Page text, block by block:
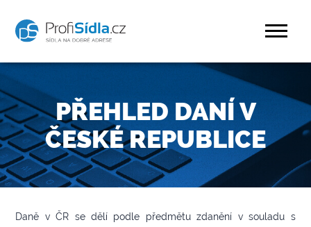
PŘEHLED DANÍ V
ČESKÉ REPUBLICE
Daně v ČR se dělí podle předmětu zdanění v souladu s